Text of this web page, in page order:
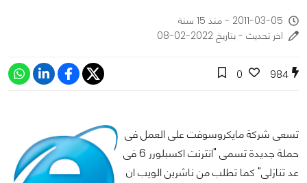
2011-03-05 - منذ 15 سنة
اخر تحديث - بتاريخ 2022-02-08
984
0
تسعى شركة مايكروسوفت على العمل فى
حملة جديدة تسمى "انترنت اكسبلورر 6 فى
عد تنازلى" كما تطلب من ناشرين الويب ان